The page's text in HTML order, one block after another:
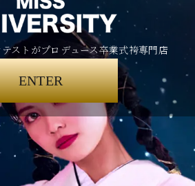
ストがプロデュース卒業式袴専門店
ENTER